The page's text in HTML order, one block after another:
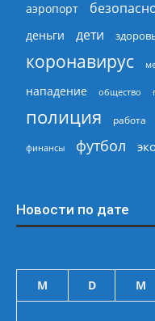
аэропорт
деньги дети
коронавирус
нападение
общество
полиция работа
финансы футбол
Новости по дате
M D M